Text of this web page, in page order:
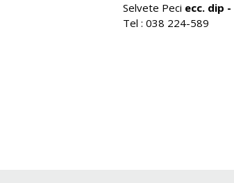
Selvete Peci ecc. dip -
Tel : 038 224-589